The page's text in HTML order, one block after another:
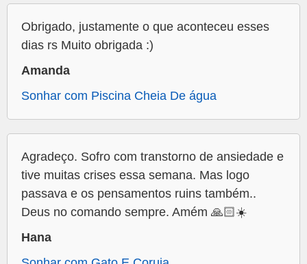
Obrigado, justamente o que aconteceu esses
dias rs Muito obrigada :)
Amanda
Sonhar com Piscina Cheia De água
Agradeço. Sofro com transtorno de ansiedade e
tive muitas crises essa semana. Mas logo
passava e os pensamentos ruins também..
Deus no comando sempre. Amém 🙏🏻☀️
Hana